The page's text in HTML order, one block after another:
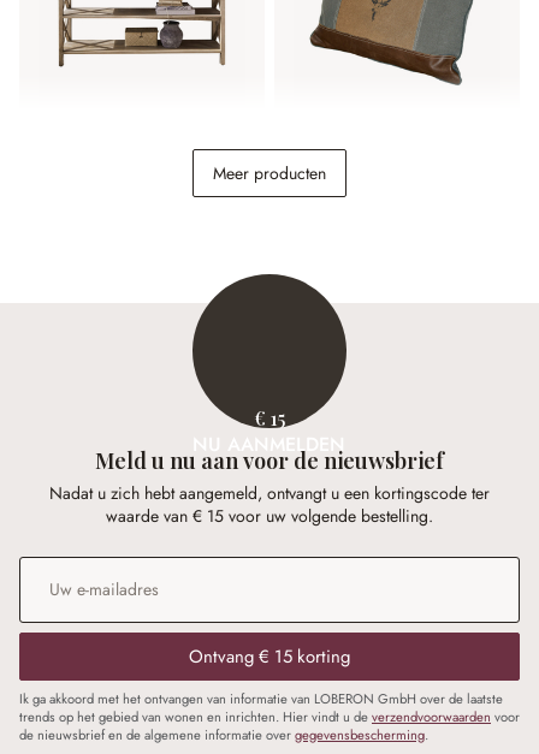
Kussen Chiron
Meer producten
€ 15
NU AANMELDEN
Meld u nu aan voor de nieuwsbrief
Nadat u zich hebt aangemeld, ontvangt u een kortingscode ter
waarde van € 15 voor uw volgende bestelling.
E-mailadres
Ontvang € 15 korting
Ik ga akkoord met het ontvangen van informatie van LOBERON GmbH over de laatste
trends op het gebied van wonen en inrichten. Hier vindt u deverzendvoorwaarden voor
de nieuwsbrief en de algemene informatie overgegevensbescherming.